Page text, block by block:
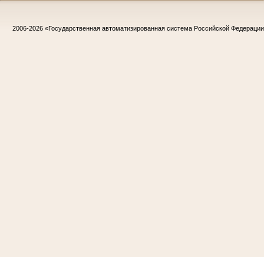
2006-2026 «Государственная автоматизированная система Российской